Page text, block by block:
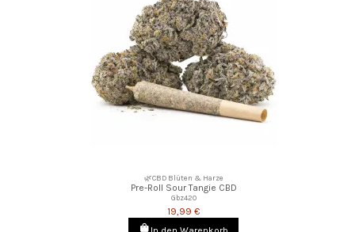
🌿CBD Blüten & Harze
Pre-Roll Sour Tangie CBD
Gbz420
19,99 €